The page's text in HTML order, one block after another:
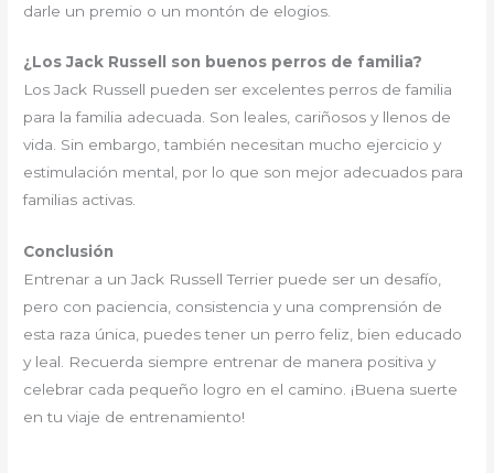
darle un premio o un montón de elogios.
¿Los Jack Russell son buenos perros de familia?
Los Jack Russell pueden ser excelentes perros de familia
para la familia adecuada. Son leales, cariñosos y llenos de
vida. Sin embargo, también necesitan mucho ejercicio y
estimulación mental, por lo que son mejor adecuados para
familias activas.
Conclusión
Entrenar a un Jack Russell Terrier puede ser un desafío,
pero con paciencia, consistencia y una comprensión de
esta raza única, puedes tener un perro feliz, bien educado
y leal. Recuerda siempre entrenar de manera positiva y
celebrar cada pequeño logro en el camino. ¡Buena suerte
en tu viaje de entrenamiento!